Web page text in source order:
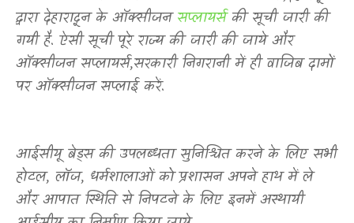
द्वारा देहारादून के ऑक्सीजनसप्लायर्सकी सूची जारी की
गयी है. ऐसी सूची पूरे राज्य की जारी की जाये और
ऑक्सीजन सप्लायर्स,सरकारी निगरानी में ही वाजिब दामों
पर ऑक्सीजन सप्लाई करें.
आईसीयू बेड्स की उपलब्धता सुनिश्चित करने के लिए सभी
होटल, लॉज, धर्मशालाओं को प्रशासन अपने हाथ में ले
और आपात स्थिति से निपटने के लिए इनमें अस्थायी